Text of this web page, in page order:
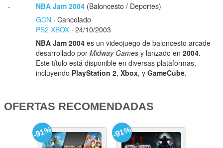
-
NBA Jam 2004 (Baloncesto / Deportes)
GCN · Cancelado
PS2 XBOX · 24/10/2003
NBA Jam 2004 es un videojuego de baloncesto arcade
desarrollado porMidway Games y lanzado en2004.
Este título está disponible en diversas plataformas,
incluyendo PlayStation 2,Xbox, yGameCube.
OFERTAS RECOMENDADAS
-91% -91%